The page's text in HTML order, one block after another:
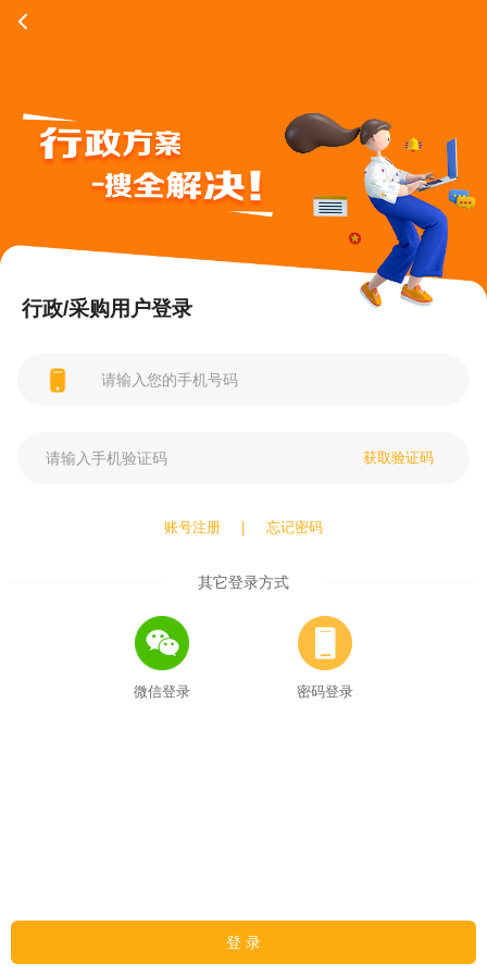
行政/采购用户登录
获取验证码
账号注册 忘记密码
登 录
其它登录方式
微信登录 密码登录